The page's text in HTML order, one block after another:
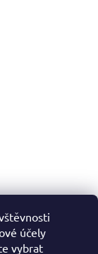
účely
vybrat